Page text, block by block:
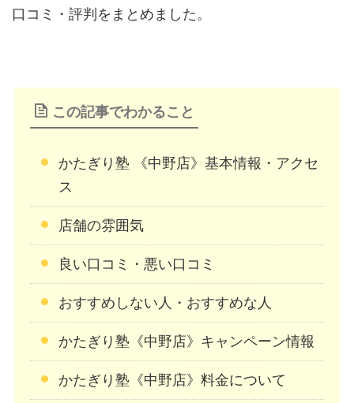
口コミ・評判をまとめました。
この記事でわかること
かたぎり塾 《中野店》基本情報・アクセ
ス
店舗の雰囲気
良い口コミ・悪い口コミ
おすすめしない人・おすすめな人
かたぎり塾《中野店》キャンペーン情報
かたぎり塾《中野店》料金について